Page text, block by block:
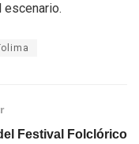
escenario.
Festival Folclórico